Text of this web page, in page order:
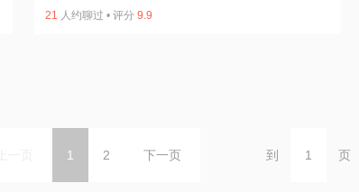
21 人约聊过 • 评分 9.9
1 2 下一页 到 页